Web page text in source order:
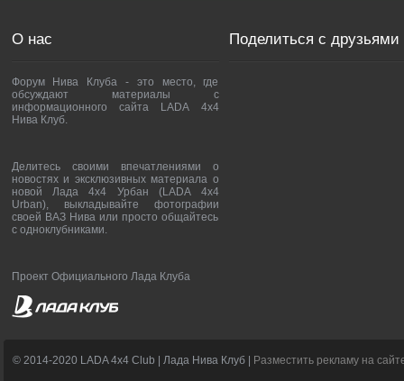
О нас
Форум Нива Клуба - это место, где
обсуждают материалы с
информационного сайта LADA 4x4
Нива Клуб.
Делитесь своими впечатлениями о
новостях и эксклюзивных материала о
новой Лада 4х4 Урбан (LADA 4x4
Urban), выкладывайте фотографии
своей ВАЗ Нива или просто общайтесь
с одноклубниками.
Проект Официального Лада Клуба
Поделиться с друзьями
© 2014-2020 LADA 4x4 Club | Лада Нива Клуб | Разместить рекламу на